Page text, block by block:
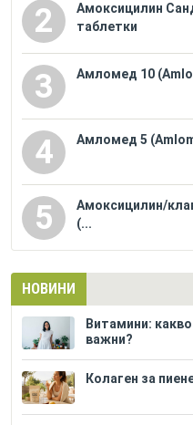
2
Амоксицилин
таблетки
3 Амломед 10
4 Амломед 5
5
Амоксицилин/
(...
НОВИНИ
Витамини:
важни?
Колаген за